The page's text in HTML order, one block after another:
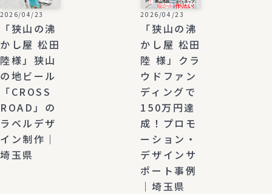
2026/04/23
「狭山の沸
かし屋 松田
陸様」狭山
の地ビール
「CROSS
ROAD」の
ラベルデザ
イン制作｜
埼玉県
2026/04/23
「狭山の沸
かし屋 松田
陸 様」クラ
ウドファン
ディングで
150万円達
成！プロモ
ーション・
デザインサ
ポート事例
｜埼玉県